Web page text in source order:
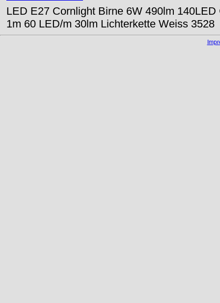
LED E27 Cornlight Birne 6W 490lm
1m 60 LED/m 30lm Lichterkette Weiss 3528